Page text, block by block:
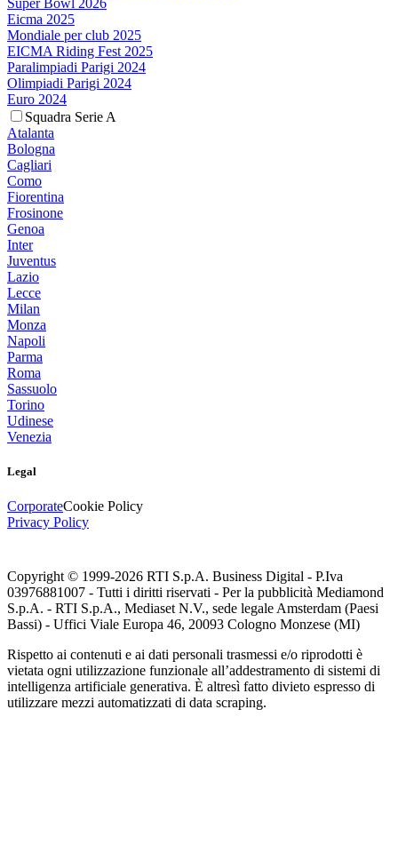
Eicma 2025
Mondiale per club 2025
EICMA Riding Fest 2025
Paralimpiadi Parigi 2024
Olimpiadi Parigi 2024
Euro 2024
Squadra Serie A
Atalanta
Bologna
Cagliari
Como
Fiorentina
Frosinone
Genoa
Inter
Juventus
Lazio
Lecce
Milan
Monza
Napoli
Parma
Roma
Sassuolo
Torino
Udinese
Venezia
Legal
CorporateCookie Policy
Privacy Policy
Copyright © 1999-2026 RTI S.p.A. Business Digital - P.Iva
03976881007 - Tutti i diritti riservati - Per la pubblicità Mediamond
S.p.A. - RTI S.p.A., Mediaset N.V., sede legale Amsterdam (Paesi
Bassi) - Uffici Viale Europa 46, 20093 Cologno Monzese (MI)
Rispetto ai contenuti e ai dati personali trasmessi e/o riprodotti è
vietata ogni utilizzazione funzionale all’addestramento di sistemi di
intelligenza artificiale generativa. È altresì fatto divieto espresso di
utilizzare mezzi automatizzati di data scraping.